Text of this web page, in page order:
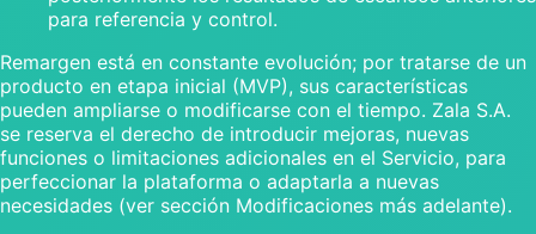
para referencia y control.
Remargen está en constante evolución; por tratarse de un
producto en etapa inicial (MVP), sus características
pueden ampliarse o modificarse con el tiempo. Zala S.A.
se reserva el derecho de introducir mejoras, nuevas
funciones o limitaciones adicionales en el Servicio, para
perfeccionar la plataforma o adaptarla a nuevas
necesidades (ver sección Modificaciones más adelante).